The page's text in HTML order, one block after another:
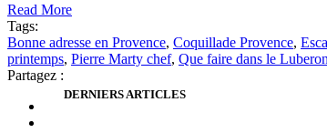
Read More
Tags:
Bonne adresse en Provence, Coquillade Provence,
printemps, Pierre Marty chef, Que faire dans le Luberon
Partagez :
DERNIERS ARTICLES